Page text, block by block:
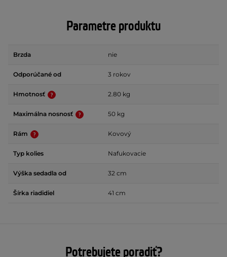
Parametre produktu
Brzda nie
Odporúčané od 3 rokov
Hmotnosť 2.80 kg
Maximálna nosnosť 50 kg
Rám Kovový
Typ kolies Nafukovacie
Výška sedadla od 32 cm
Šírka riadidiel 41 cm
Potrebujete poradiť?